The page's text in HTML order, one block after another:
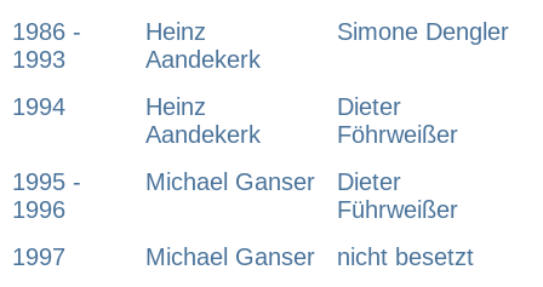
1986 -
1993
Heinz
Aandekerk
Simone Dengler
1994
Heinz
Aandekerk
Dieter
Föhrweißer
1995 -
1996
Michael Ganser
Dieter
Führweißer
1997
Michael Ganser
nicht besetzt